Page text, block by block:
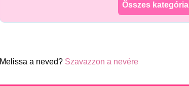
Összes kategória
Melissa a neved? Szavazzon a nevére